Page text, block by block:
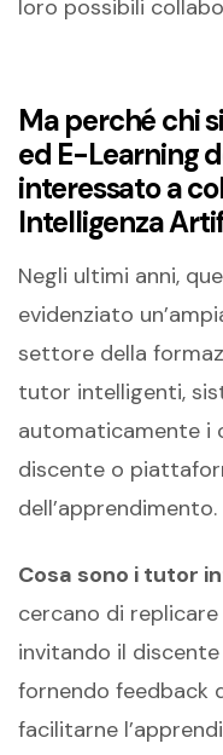
loro possibili
Ma perché chi
ed E-Learning
interessato a
Intelligenza
Negli ultimi anni,
evidenziato
settore della
tutor intelligenti,
automaticamente i
discente o
dell’apprendimento.
Cosa sono i tutor
cercano di replicare
invitando il
fornendo feedback
facilitarne